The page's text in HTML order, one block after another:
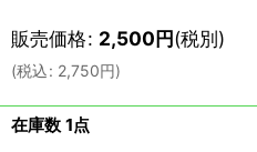
販売価格: 2,500円(税別)
(税込: 2,750円)
在庫数 1点